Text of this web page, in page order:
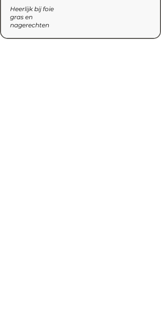
Heerlijk bij foie
gras en
nagerechten